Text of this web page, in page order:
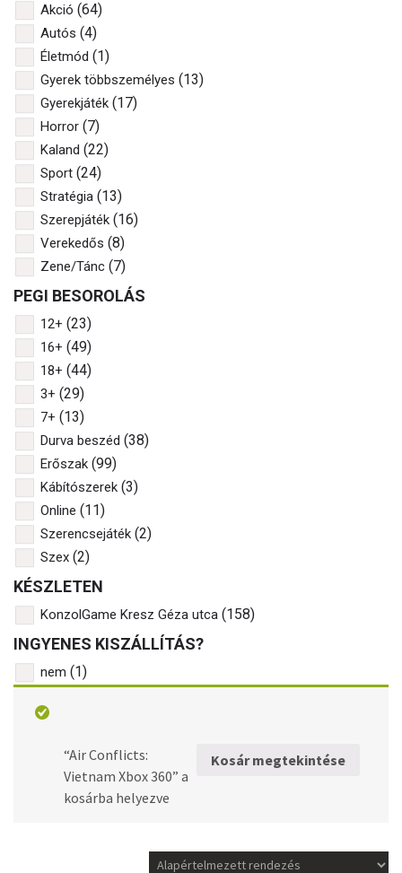
Akció (64)
Autós (4)
Életmód (1)
Gyerek többszemélyes (13)
Gyerekjáték (17)
Horror (7)
Kaland (22)
Sport (24)
Stratégia (13)
Szerepjáték (16)
Verekedős (8)
Zene/Tánc (7)
PEGI BESOROLÁS
12+ (23)
16+ (49)
18+ (44)
3+ (29)
7+ (13)
Durva beszéd (38)
Erőszak (99)
Kábítószerek (3)
Online (11)
Szerencsejáték (2)
Szex (2)
KÉSZLETEN
KonzolGame Kresz Géza utca (158)
INGYENES KISZÁLLÍTÁS?
nem (1)
JÁTÉKOK
Kosár megtekintése
“Air Conflicts:
Vietnam Xbox 360” a
kosárba helyezve